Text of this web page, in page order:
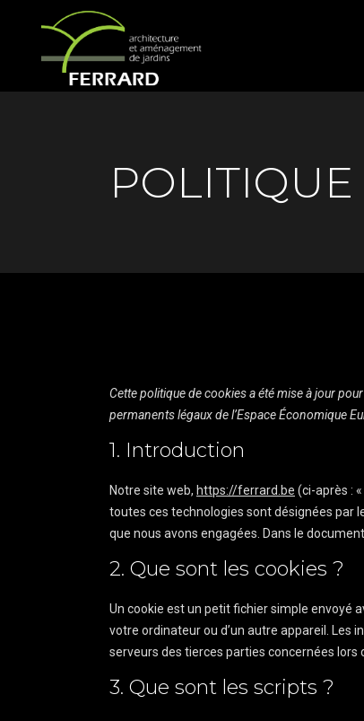
Cette politique de cookies a été mise à jour
permanents légaux de l’Espace Économique
1. Introduction
Notre site web, https://ferrard.be (ci-après :
toutes ces technologies sont désignées par
que nous avons engagées. Dans le
2. Que sont les cookies ?
Un cookie est un petit fichier simple envoyé
votre ordinateur ou d’un autre appareil. Les
serveurs des tierces parties concernées lors
3. Que sont les scripts ?